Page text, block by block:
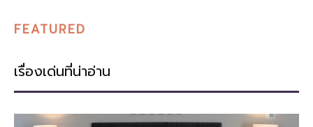
FEATURED
เรื่องเด่นที่น่าอ่าน